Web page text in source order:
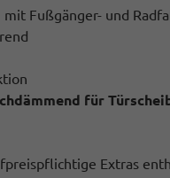
Fußgänger- und
für
Extras